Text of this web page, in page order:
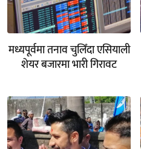
मध्यपूर्वमा तनाव चुलिँदा एसियाली
शेयर बजारमा भारी गिरावट